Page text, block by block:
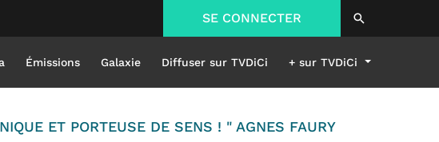
SE CONNECTER
Émissions Galaxie Diffuser sur TVDiCi + sur TVDiCi
ET PORTEUSE DE SENS ! " AGNES FAURY